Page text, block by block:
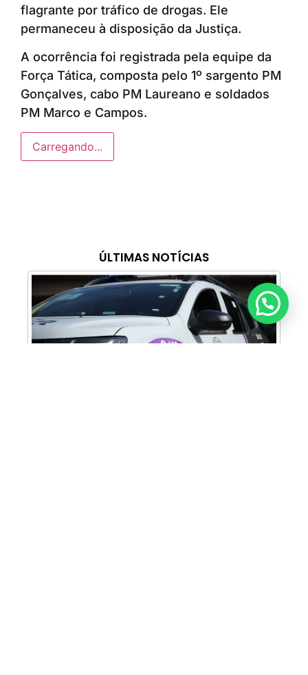
ÚLTIMAS NOTÍCIAS
flagrante por tráfico de drogas. Ele
permaneceu à disposição da Justiça.
A ocorrência foi registrada pela equipe da
Força Tática, composta pelo 1º sargento PM
Gonçalves, cabo PM Laureano e soldados
PM Marco e Campos.
Carregando...
Anunciar ou recomendar matéria